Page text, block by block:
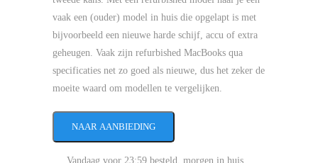
vaak een (ouder) model in huis die opgelapt is met
bijvoorbeeld een nieuwe harde schijf, accu of extra
geheugen. Vaak zijn refurbished MacBooks qua
specificaties net zo goed als nieuwe, dus het zeker de
moeite waard om modellen te vergelijken.
NAAR AANBIEDING
Vandaag voor 23:59 besteld, morgen in huis